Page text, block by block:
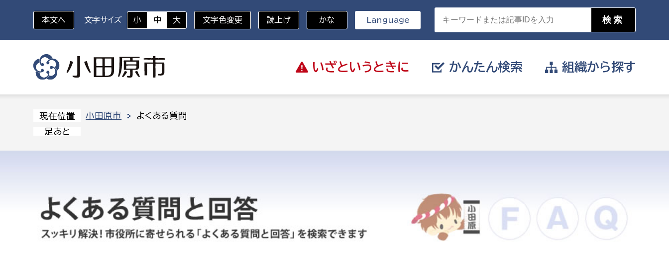
いざと いうときに
いざというときに
休日救急外来 防災・ハザードマップ 避難場所 消防
かんたん検索
対象者を選択
小・中学生
高校生・大学生など
教育・子育て
防災・安全
証明書がほしい
相談をしたい
組織から探す
組織から探す
部に属さない室
コンプライアンス推進室
資産マネジメント課
デジタル推進課
市税総務課
本文へ 文字サイズ 小 中 大 文字色変更 読上げ かな Language
現在位置 小田原市
よくある質問
足あと